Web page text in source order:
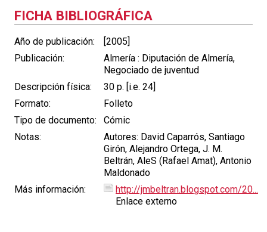
FICHA BIBLIOGRÁFICA
Año de publicación:
[2005]
Publicación:
Almería : Diputación de Almería,
Negociado de juventud
Descripción física:
30 p. [i.e. 24]
Formato:
Folleto
Tipo de documento:
Cómic
Notas:
Autores: David Caparrós, Santiago
Girón, Alejandro Ortega, J. M.
Beltrán, AleS (Rafael Amat), Antonio
Maldonado
Más información:
http://jmbeltran.blogspot.com/20...
Enlace externo